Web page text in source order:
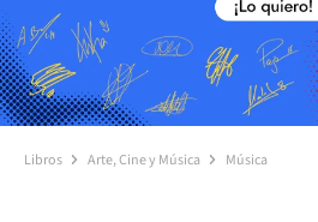
Libros Arte, Cine y Música Música